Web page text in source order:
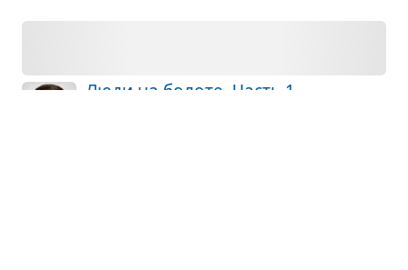
Люди на болоте. Часть 1